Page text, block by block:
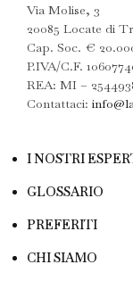
Via Molise, 3
20085 Locate di
Cap. Soc. €
P.IVA/C.F.
REA: MI –
Contattaci:
I NOSTRI
GLOSSARIO
PREFERITI
CHI SIAMO